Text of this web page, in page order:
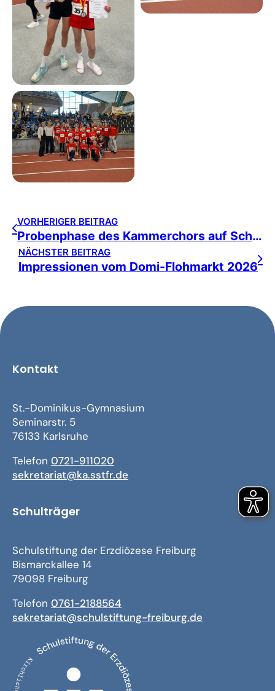
VORHERIGER BEITRAG
Probenphase des Kammerchors auf Schloss Ortenberg
NÄCHSTER BEITRAG
Impressionen vom Domi-Flohmarkt 2026
Kontakt
St.-Dominikus-Gymnasium
Seminarstr. 5
76133 Karlsruhe
Telefon 0721-911020
sekretariat@ka.sstfr.de
Schulträger
Schulstiftung der Erzdiözese Freiburg
Bismarckallee 14
79098 Freiburg
Telefon 0761-2188564
sekretariat@schulstiftung-freiburg.de